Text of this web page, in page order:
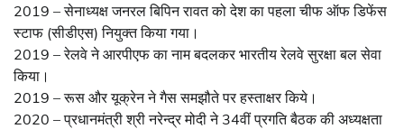
2019 – सेनाध्यक्ष जनरल बिपिन रावत को देश का पहला चीफ ऑफ डिफेंस
स्टाफ (सीडीएस) नियुक्त किया गया।
2019 – रेलवे ने आरपीएफ का नाम बदलकर भारतीय रेलवे सुरक्षा बल सेवा
किया।
2019 – रूस और यूक्रेन ने गैस समझौते पर हस्‍ताक्षर किये।
2020 – प्रधानमंत्री श्री नरेन्‍द्र मोदी ने 34वीं प्रगति बैठक की अध्यक्षता